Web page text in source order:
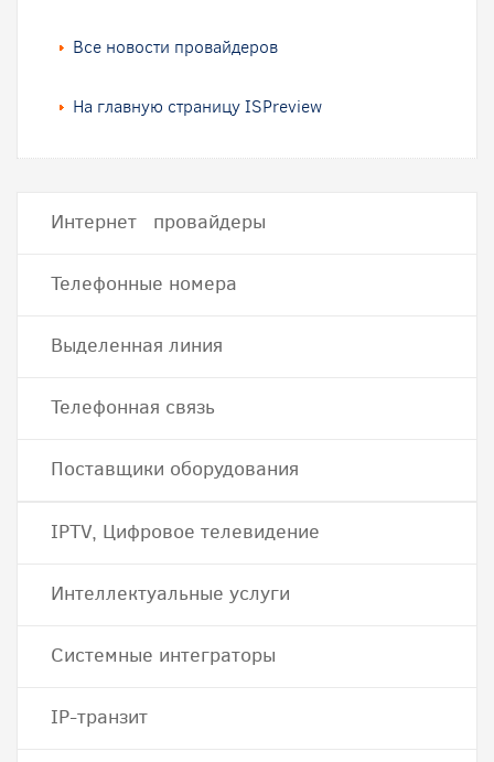
Все новости провайдеров
На главную страницу ISPreview
Интернет провайдеры
Телефонные номера
Выделенная линия
Телефонная связь
Поставщики оборудования
IPTV, Цифровое телевидение
Интеллектуальные услуги
Системные интеграторы
IP-транзит